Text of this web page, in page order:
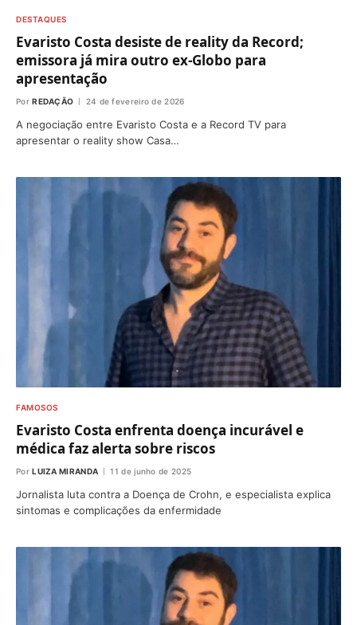
DESTAQUES
Evaristo Costa desiste de reality da Record;
emissora já mira outro ex-Globo para
apresentação
Por REDAÇÃO 24 de fevereiro de 2026
A negociação entre Evaristo Costa e a Record TV para
apresentar o reality show Casa…
FAMOSOS
Evaristo Costa enfrenta doença incurável e
médica faz alerta sobre riscos
Por LUIZA MIRANDA 11 de junho de 2025
Jornalista luta contra a Doença de Crohn, e especialista explica
sintomas e complicações da enfermidade